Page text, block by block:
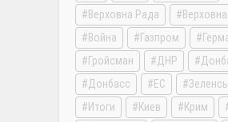
Верховна Рада
Война
Газпром
Гройсман
ДНР
Донбасс
ЕС
Итоги
Киев Крим